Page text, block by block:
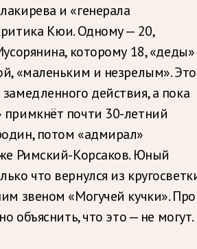
и «генерала
Кюи. Одному — 20,
которому 18, «деды»
«маленьким и незрелым». Это
действия, а пока
примкнёт почти 30-летний
потом «адмирал»
Римский-Корсаков. Юный
что вернулся из
звеном «Могучей кучки». Про
объяснить, что это — не могут.